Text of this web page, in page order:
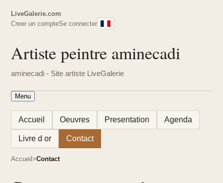
LiveGalerie.com
Creer un compteSe connecter
Artiste peintre aminecadi
aminecadi - Site artiste LiveGalerie
Menu
Accueil Oeuvres Presentation Agenda
Livre d or Contact
Accueil Contact